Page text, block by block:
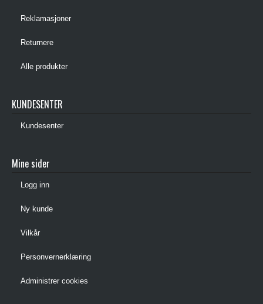
Reklamasjoner
Returnere
Alle produkter
KUNDESENTER
Kundesenter
Mine sider
Logg inn
Ny kunde
Vilkår
Personvernerklæring
Administrer cookies